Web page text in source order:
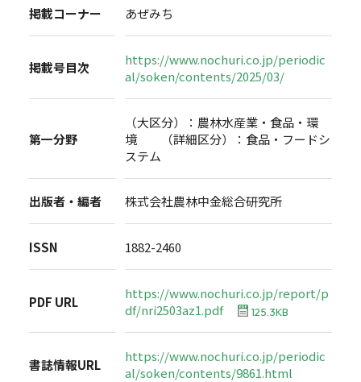
掲載コーナー あぜみち
掲載号目次
https://www.nochuri.co.jp/periodic
al/soken/contents/2025/03/
第一分野
（大区分）：農林水産業・食品・環
境 （詳細区分）：食品・フードシ
ステム
出版者・編者 株式会社農林中金総合研究所
ISSN 1882-2460
PDF URL
https://www.nochuri.co.jp/report/p
df/nri2503az1.pdf
125.3KB
書誌情報URL
https://www.nochuri.co.jp/periodic
al/soken/contents/9861.html